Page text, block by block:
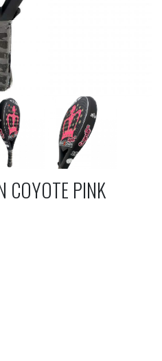
COYOTE PINK